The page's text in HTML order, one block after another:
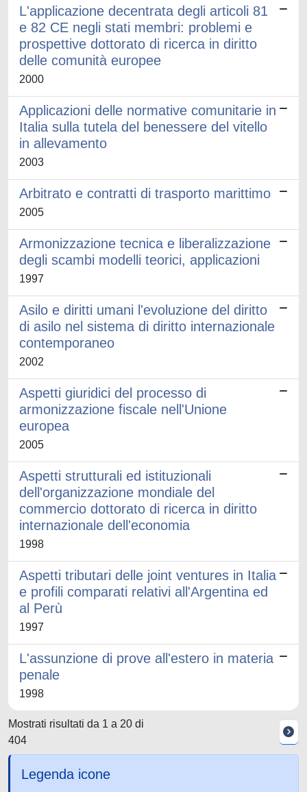
L'applicazione decentrata degli articoli 81
e 82 CE negli stati membri: problemi e
prospettive dottorato di ricerca in diritto
delle comunità europee
2000
Applicazioni delle normative comunitarie in
Italia sulla tutela del benessere del vitello
in allevamento
2003
Arbitrato e contratti di trasporto marittimo
2005
Armonizzazione tecnica e liberalizzazione
degli scambi modelli teorici, applicazioni
1997
Asilo e diritti umani l'evoluzione del diritto
di asilo nel sistema di diritto internazionale
contemporaneo
2002
Aspetti giuridici del processo di
armonizzazione fiscale nell'Unione
europea
2005
Aspetti strutturali ed istituzionali
dell'organizzazione mondiale del
commercio dottorato di ricerca in diritto
internazionale dell'economia
1998
Aspetti tributari delle joint ventures in Italia
e profili comparati relativi all'Argentina ed
al Perù
1997
L'assunzione di prove all'estero in materia
penale
1998
Mostrati risultati da 1 a 20 di
404
Legenda icone